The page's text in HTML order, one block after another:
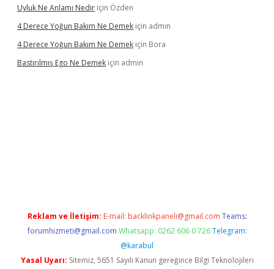
Uyluk Ne Anlamı Nedir için Özden
4 Derece Yoğun Bakım Ne Demek için admin
4 Derece Yoğun Bakım Ne Demek için Bora
Bastırılmış Ego Ne Demek için admin
Reklam ve İletişim: E-mail: backlinkpaneli@gmail.com Teams:
forumhizmeti@gmail.com Whatsapp: 0262 606 0 726 Telegram:
@karabul
Yasal Uyarı: Sitemiz, 5651 Sayılı Kanun gereğince Bilgi Teknolojileri